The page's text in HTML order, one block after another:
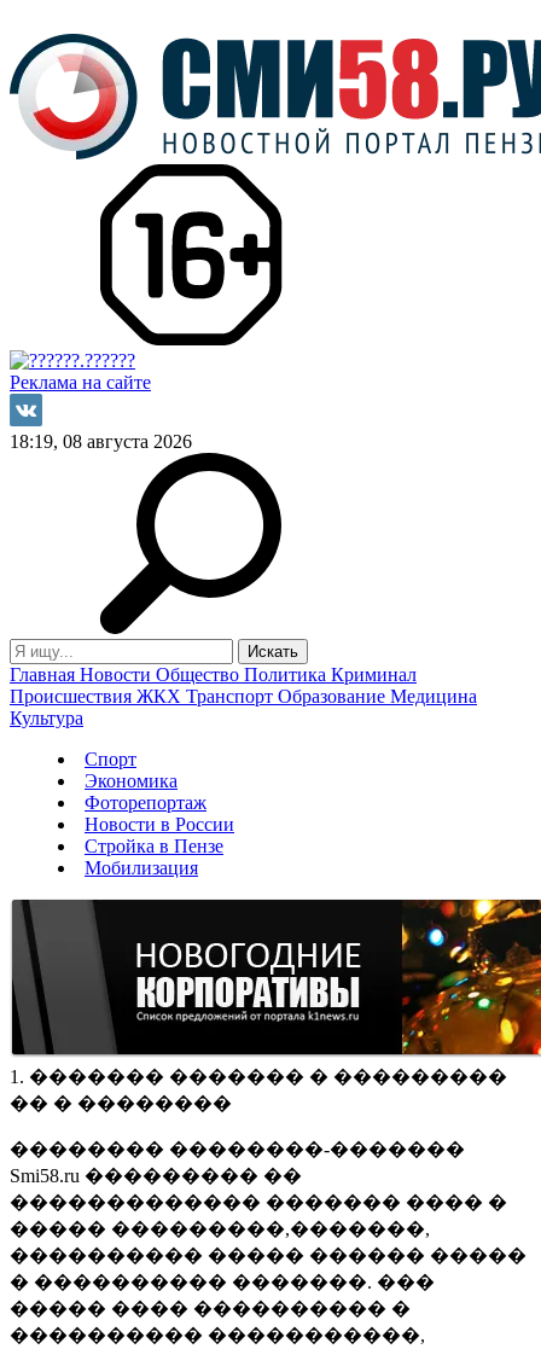
Реклама на сайте
18:19, 08 августа 2026
Главная Новости Общество Политика Криминал
Происшествия ЖКХ Транспорт Образование Медицина
Культура
Спорт
Экономика
Фоторепортаж
Новости в России
Стройка в Пензе
Мобилизация
1. ������� ������� � ���������
�� � ��������
�������� ��������-�������
Smi58.ru ��������� ��
������������� ������� ���� �
����� ���������,�������,
���������� ����� ������ �����
� ���������� �������. ���
����� ���� ���������� �
���������� �����������,